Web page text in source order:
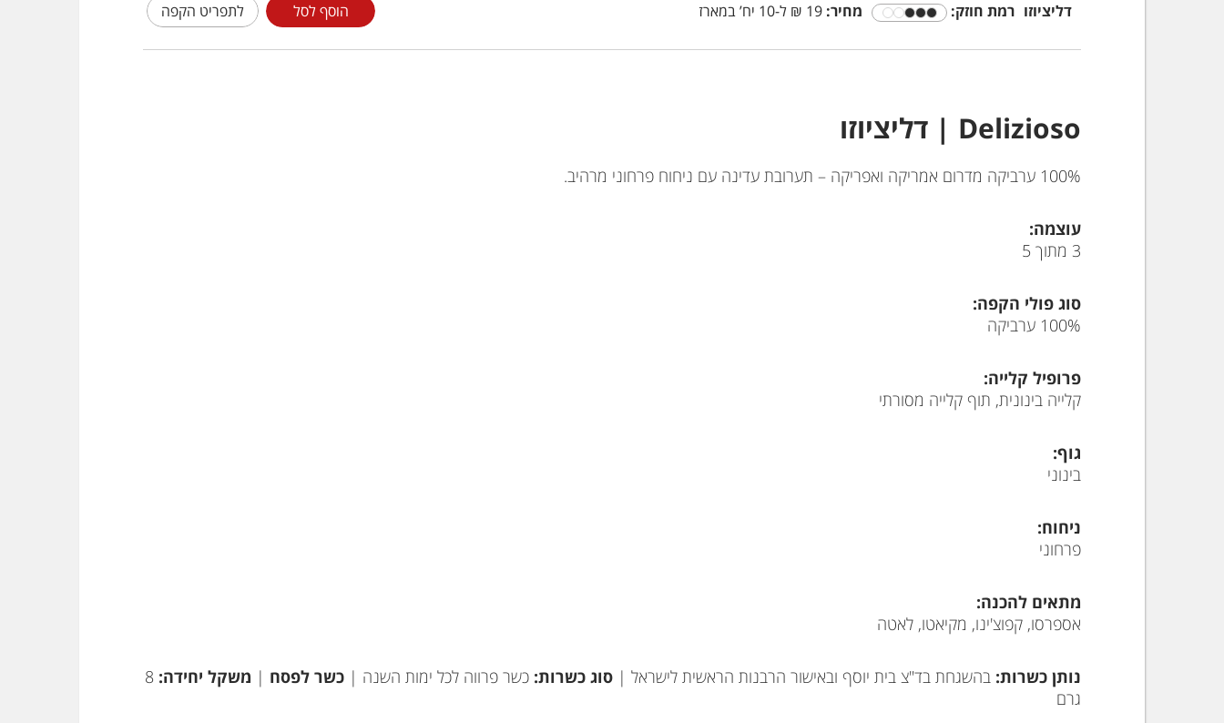
דליציוזו רמת חוזק: מחיר: 19 ₪ ל-10 יח’ במארז הוסף לסל לתפריט הקפה
Delizioso | דליציוזו
100% ערביקה מדרום אמריקה ואפריקה – תערובת עדינה עם ניחוח פרחוני מרהיב.
עוצמה:
3 מתוך 5
סוג פולי הקפה:
100% ערביקה
פרופיל קלייה:
קלייה בינונית, תוף קלייה מסורתי
גוף:
בינוני
ניחוח:
פרחוני
מתאים להכנה:
אספרסו, קפוצ'ינו, מקיאטו, לאטה
נותן כשרות: בהשגחת בד"צ בית יוסף ובאישור הרבנות הראשית לישראל | סוג כשרות: כשר פרווה לכל ימות השנה | כשר לפסח | משקל יחידה: 8
גרם